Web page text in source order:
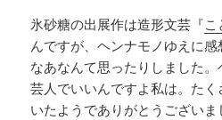
氷砂糖の出展作は造形文芸『こ
んですが、ヘンナモノゆえに
なあなんて思ったりしました
芸人でいいんですよ私は。た
いたようでありがとうございま